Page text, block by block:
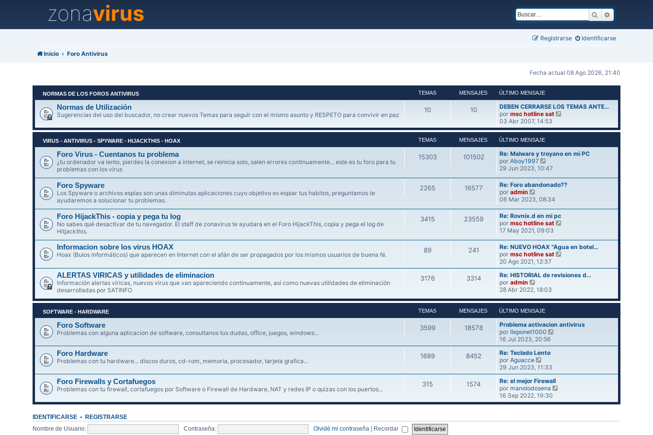
zonavirus Buscar
Identificarse
Registrarse
Inicio Foro Antivirus
Fecha actual 08 Ago 2026, 21:40
NORMAS DE LOS FOROS ANTIVIRUS TEMAS MENSAJES ÚLTIMO MENSAJE
Normas de Utilización
Sugerencias del uso del buscador, no crear nuevos Temas para seguir con el mismo asunto y RESPETO para convivir en paz
10 10
DEBEN CERRARSE LOS TEMAS ANTE…
por msc hotline sat
r
i
m
e
a
03 Abr 2007, 14:53
VIRUS - ANTIVIRUS - SPYWARE - HIJACKTHIS - HOAX TEMAS MENSAJES ÚLTIMO MENSAJE
Foro Virus - Cuentanos tu problema
¿tu ordenador va lento, pierdes la conexion a internet, se reinicia solo, salen errores continuamente... este es tu foro para tu
problemas con los virus
15303 101502
Re: Malware y troyano en mi PC
por Aboy1997
e
ú
t
m
o
m
e
n
s
a
j
e
29 Jun 2023, 10:47
Foro Spyware
Los Spyware o archivos espías son unas diminutas aplicaciones cuyo objetivo es espiar tus habitos, preguntamos te
ayudaremos a solucionar tu problemas.
2265 16577
Re: Foro abandonado??
por admin
e
ú
l
m
o
m
e
n
s
a
e
06 Mar 2023, 08:34
Foro HijackThis - copia y pega tu log
No sabes qué desactivar de tu navegador. El staff de zonavirus te ayudara en el Foro HijackThis, copia y pega el log de
Hitjackthis.
3415 23559
Re: Rovnix.d en mi pc
por msc hotline sat
ú
l
m
n
a
j
17 May 2021, 09:03
Informacion sobre los virus HOAX
Hoax (Bulos informáticos) que aparecen en Internet con el afán de ser propagados por los mismos usuarios de buena fé.
89 241
Re: NUEVO HOAX "Agua en botel…
por msc hotline sat
r
ú
i
m
m
e
a
20 Ago 2021, 12:37
ALERTAS VIRICAS y utilidades de eliminacion
Información alertas víricas, nuevos virus que van apareciendo continuamente, así como nuevas utilidades de eliminación
desarrolladas por SATINFO
3176 3314
Re: HISTORIAL de revisiones d…
por admin
e
ú
l
t
i
m
o
m
e
n
s
a
j
e
28 Abr 2022, 18:03
SOFTWARE - HARDWARE TEMAS MENSAJES ÚLTIMO MENSAJE
Foro Software
Problemas con alguna aplicacion de software, consultanos tus dudas, office, juegos, windows...
3599 18578
Problema activacion antivirus
por lleponet1000
r
i
m
o
e
16 Jul 2023, 20:56
Foro Hardware
Problemas con tu hardware... discos duros, cd-rom, memoria, procesador, tarjeta grafica...
1689 8452
Re: Teclado Lento
por Aguacce
e
r
ú
l
t
i
29 Jun 2023, 11:33
Foro Firewalls y Cortafuegos
Problemas con tu firewall, cortafuegos por Software o Firewall de Hardware, NAT y redes IP o quizas con los puertos...
315 1574
Re: el mejor Firewall
por manolodosena
r
16 Sep 2022, 19:30
IDENTIFICARSE • REGISTRARSE
Nombre de Usuario: Contraseña: Olvidé mi contraseña Recordar